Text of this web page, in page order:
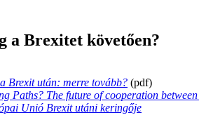
a Brexitet követően?
Brexit után: merre tovább? (pdf)
Paths? The future of cooperation
Unió Brexit utáni keringője